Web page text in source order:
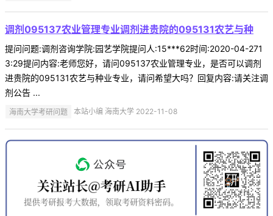
调剂095137农业管理专业调剂进贵院的095131农艺与种
提问问题:调剂咨询学院:园艺学院提问人:15***62时间:2020-04-271
3:29提问内容:老师您好，请问095137农业管理专业，是否可以调剂
进贵院的095131农艺与种业专业，请问希望大吗？回复内容:请关注调
剂公告 ...
海南大学考研问题 本站小编 海南大学 2022-11-08